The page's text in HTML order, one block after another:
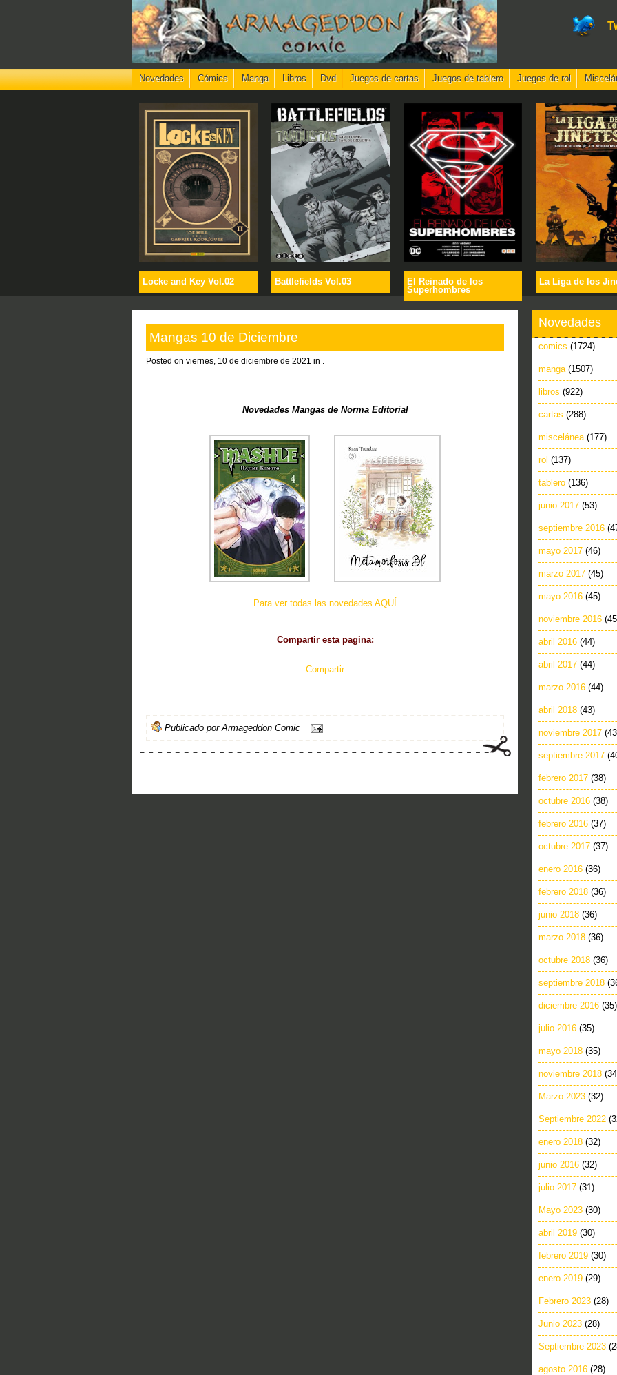
Novedades Cómics Manga Libros Dvd Juegos de cartas Juegos de tablero Juegos de rol
Locke and Key Vol.02 Battlefields Vol.03
El Reinado de los
Superhombres
La Liga de los
Mangas 10 de Diciembre
Posted on viernes, 10 de diciembre de 2021 in .
Novedades Mangas de Norma Editorial
Para ver todas las novedades AQUÍ
Compartir esta pagina:
Compartir
Publicado porArmageddon Comic
Novedades
comics (1724)
manga (1507)
libros (922)
cartas (288)
miscelánea (177)
rol (137)
tablero (136)
junio 2017 (53)
septiembre 2016
mayo 2017 (46)
marzo 2017 (45)
mayo 2016 (45)
noviembre 2016
abril 2016 (44)
abril 2017 (44)
marzo 2016 (44)
abril 2018 (43)
noviembre 2017
septiembre 2017
febrero 2017 (38)
octubre 2016 (38)
febrero 2016 (37)
octubre 2017 (37)
enero 2016 (36)
febrero 2018 (36)
junio 2018 (36)
marzo 2018 (36)
octubre 2018 (36)
septiembre 2018
diciembre 2016 (35)
julio 2016 (35)
mayo 2018 (35)
noviembre 2018
Marzo 2023 (32)
Septiembre 2022
enero 2018 (32)
junio 2016 (32)
julio 2017 (31)
Mayo 2023 (30)
abril 2019 (30)
febrero 2019 (30)
enero 2019 (29)
Febrero 2023 (28)
Junio 2023 (28)
Septiembre 2023
agosto 2016 (28)